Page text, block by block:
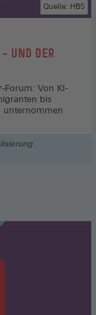
UND DER
Quelle: HBS
Forum: Von KI-
bis
unternommen